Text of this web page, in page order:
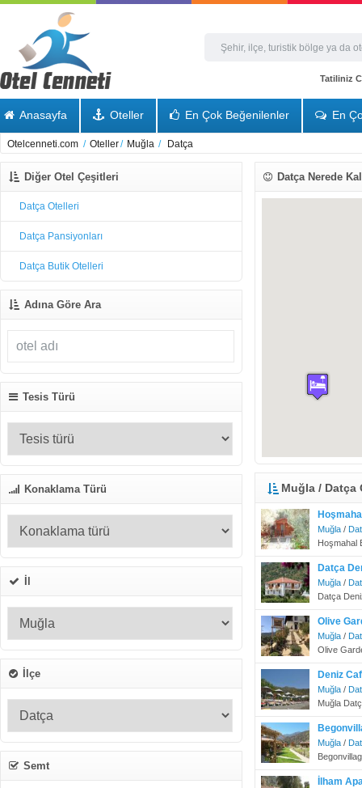
Tatiliniz
Anasayfa Oteller En Çok Beğenilenler En
Otelcenneti.com / Oteller/ Muğla / Datça
Diğer Otel Çeşitleri
Datça Otelleri
Datça Pansiyonları
Datça Butik Otelleri
Adına Göre Ara
Tesis Türü
Konaklama Türü
İlçe
Semt
Datça Nerede
Muğla / Datça
Muğla /
Hoşmahal
Datça
Muğla /
Datça
Olive
Muğla /
Olive
Deniz
Muğla /
Muğla
Muğla /
İlham